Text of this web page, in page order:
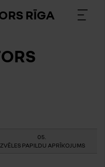
RĪGA
PAPILDU APRĪKOJUMS